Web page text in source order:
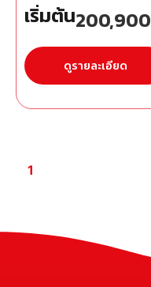
เริ่มต้น200,900
ดูรายละเอียด
1